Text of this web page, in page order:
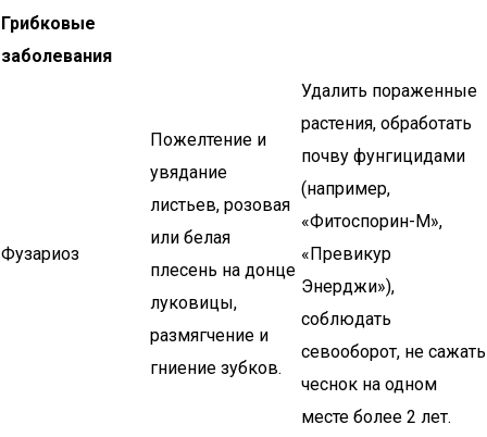
Грибковые
заболевания
Фузариоз
Пожелтение и
увядание
листьев, розовая
или белая
плесень на донце
луковицы,
размягчение и
гниение зубков.
Удалить пораженные
растения, обработать
почву фунгицидами
(например,
«Фитоспорин-М»,
«Превикур
Энерджи»),
соблюдать
севооборот, не сажать
чеснок на одном
месте более 2 лет.